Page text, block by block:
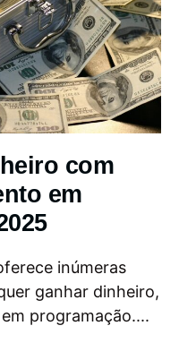
com
em
inúmeras
ganhar dinheiro,
programação....